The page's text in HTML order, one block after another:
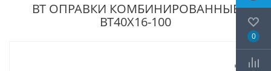
BT ОПРАВКИ КОМБИНИРОВАННЫЕ
BT40X16-100
0